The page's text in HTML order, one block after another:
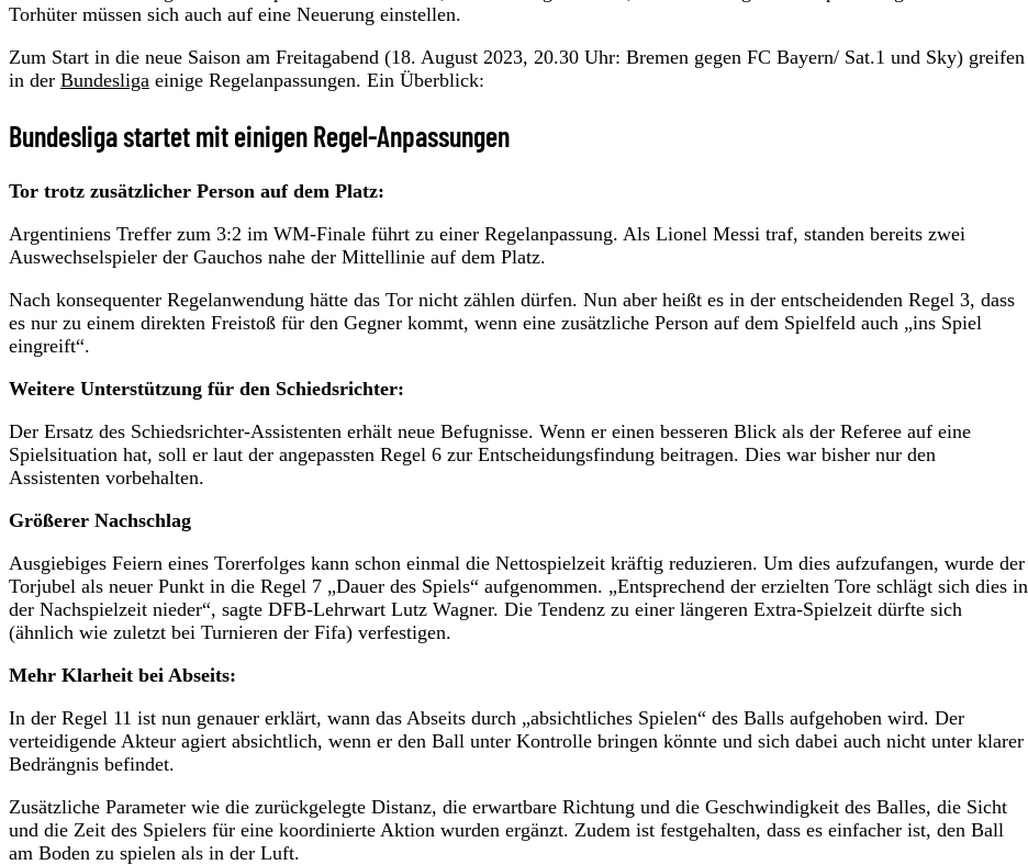
Torhüter müssen sich auch auf eine Neuerung einstellen.
Zum Start in die neue Saison am Freitagabend (18. August 2023, 20.30 Uhr: Bremen gegen FC Bayern/ Sat.1 und Sky) greifen
in der Bundesliga einige Regelanpassungen. Ein Überblick:
Bundesliga startet mit einigen Regel-Anpassungen
Tor trotz zusätzlicher Person auf dem Platz:
Argentiniens Treffer zum 3:2 im WM-Finale führt zu einer Regelanpassung. Als Lionel Messi traf, standen bereits zwei
Auswechselspieler der Gauchos nahe der Mittellinie auf dem Platz.
Nach konsequenter Regelanwendung hätte das Tor nicht zählen dürfen. Nun aber heißt es in der entscheidenden Regel 3, dass
es nur zu einem direkten Freistoß für den Gegner kommt, wenn eine zusätzliche Person auf dem Spielfeld auch „ins Spiel
eingreift“.
Weitere Unterstützung für den Schiedsrichter:
Der Ersatz des Schiedsrichter-Assistenten erhält neue Befugnisse. Wenn er einen besseren Blick als der Referee auf eine
Spielsituation hat, soll er laut der angepassten Regel 6 zur Entscheidungsfindung beitragen. Dies war bisher nur den
Assistenten vorbehalten.
Größerer Nachschlag
Ausgiebiges Feiern eines Torerfolges kann schon einmal die Nettospielzeit kräftig reduzieren. Um dies aufzufangen, wurde der
Torjubel als neuer Punkt in die Regel 7 „Dauer des Spiels“ aufgenommen. „Entsprechend der erzielten Tore schlägt sich dies in
der Nachspielzeit nieder“, sagte DFB-Lehrwart Lutz Wagner. Die Tendenz zu einer längeren Extra-Spielzeit dürfte sich
(ähnlich wie zuletzt bei Turnieren der Fifa) verfestigen.
Mehr Klarheit bei Abseits:
In der Regel 11 ist nun genauer erklärt, wann das Abseits durch „absichtliches Spielen“ des Balls aufgehoben wird. Der
verteidigende Akteur agiert absichtlich, wenn er den Ball unter Kontrolle bringen könnte und sich dabei auch nicht unter klarer
Bedrängnis befindet.
Zusätzliche Parameter wie die zurückgelegte Distanz, die erwartbare Richtung und die Geschwindigkeit des Balles, die Sicht
und die Zeit des Spielers für eine koordinierte Aktion wurden ergänzt. Zudem ist festgehalten, dass es einfacher ist, den Ball
am Boden zu spielen als in der Luft.